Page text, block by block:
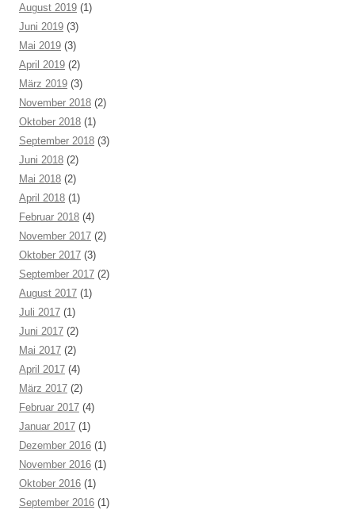
August 2019 (1)
Juni 2019 (3)
Mai 2019 (3)
April 2019 (2)
März 2019 (3)
November 2018 (2)
Oktober 2018 (1)
September 2018 (3)
Juni 2018 (2)
Mai 2018 (2)
April 2018 (1)
Februar 2018 (4)
November 2017 (2)
Oktober 2017 (3)
September 2017 (2)
August 2017 (1)
Juli 2017 (1)
Juni 2017 (2)
Mai 2017 (2)
April 2017 (4)
März 2017 (2)
Februar 2017 (4)
Januar 2017 (1)
Dezember 2016 (1)
November 2016 (1)
Oktober 2016 (1)
September 2016 (1)